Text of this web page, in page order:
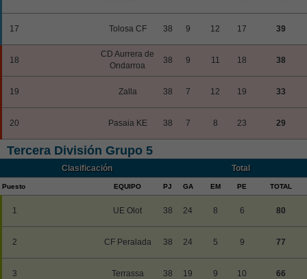
17 Tolosa CF 38 9 12 17 39
18
CD Aurrera de
Ondarroa
38 9 11 18 38
19 Zalla 38 7 12 19 33
20 Pasaia KE 38 7 8 23 29
Tercera División Grupo 5
Clasificación Total
Puesto EQUIPO PJ GA EM PE TOTAL
1 UE Olot 38 24 8 6 80
2 CF Peralada 38 24 5 9 77
3 Terrassa 38 19 9 10 66